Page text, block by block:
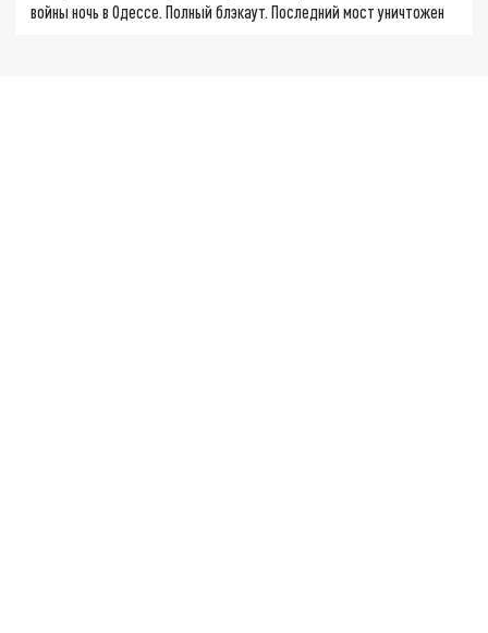
войны ночь в Одессе. Полный блэкаут. Последний мост уничтожен